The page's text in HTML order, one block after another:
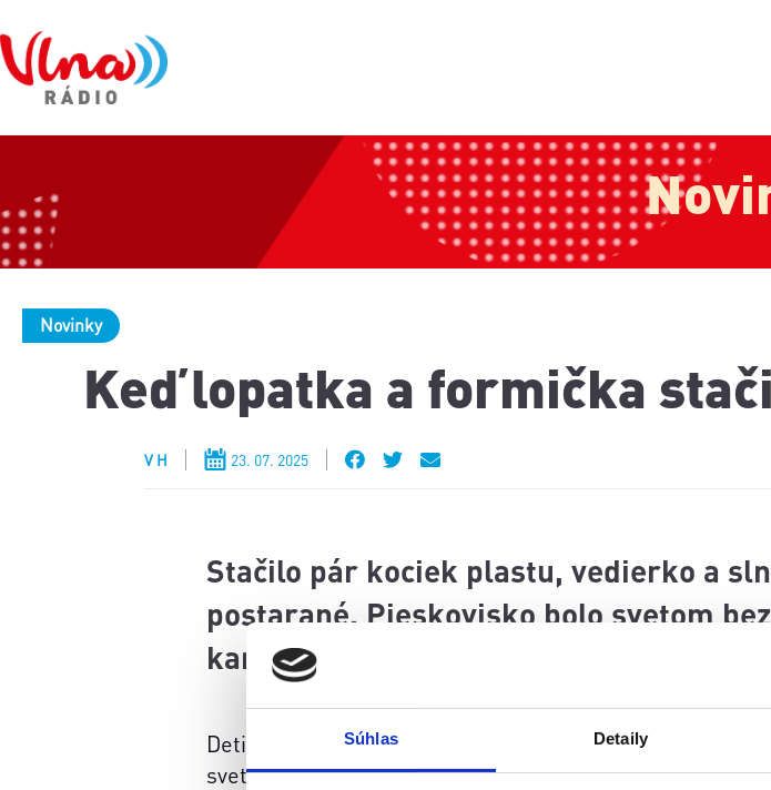
Súhlas Detaily
Novinky
Keď lopatka a formička
V H 23. 07. 2025
Stačilo pár kociek plastu, vedierko a
postarané. Pieskovisko bolo svetom
kamarátstvo.
Deti si stavali hrady, piekli pieskové koláče a kopali
sveta. Každý donesený autíčkový vyklápač, lopatka či